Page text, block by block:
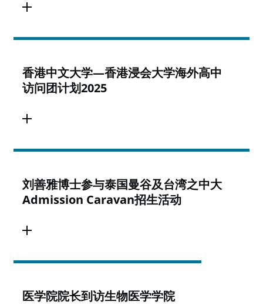
香港中文大学—香港浸会大学海外高中
访问团计划2025
刘善雅博士参与泰国曼谷及台湾之中大
Admission Caravan招生活动
医学院院长到访生物医学学院